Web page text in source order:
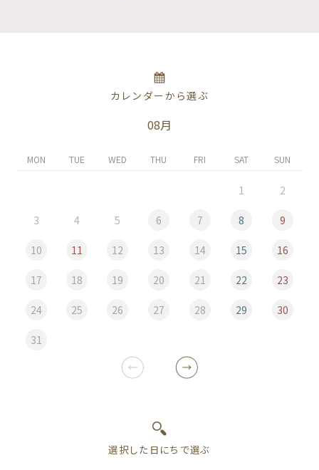
カレンダーから選ぶ
08月
MON TUE WED THU FRI SAT SUN
1 2
3 4 5 6 7 8 9
10 11 12 13 14 15 16
17 18 19 20 21 22 23
24 25 26 27 28 29 30
31